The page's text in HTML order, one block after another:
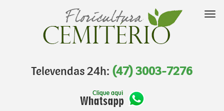
Televendas 24h: (47) 3003-7276